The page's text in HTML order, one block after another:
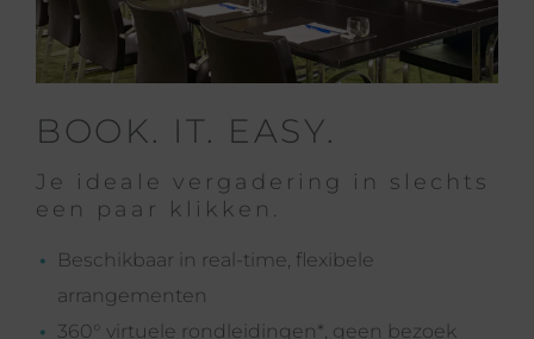
BOOK. IT. EASY.
Je ideale vergadering in slechts
een paar klikken.
Beschikbaar in real-time, flexibele
arrangementen
360° virtuele rondleidingen*, geen bezoek